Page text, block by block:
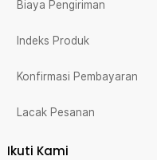
Biaya Pengiriman
Indeks Produk
Konfirmasi Pembayaran
Lacak Pesanan
Ikuti Kami